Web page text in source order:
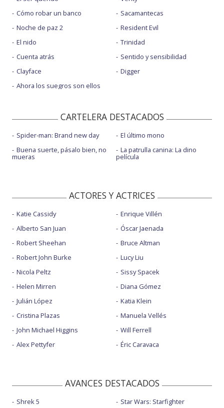
Cómo robar un banco
Noche de paz 2
El nido
Cuenta atrás
Clayface
Ahora los suegros son ellos
Sacamantecas
Resident Evil
Trinidad
Sentido y sensibilidad
Digger
CARTELERA DESTACADOS
Spider-man: Brand new day
Buena suerte, pásalo bien, no
mueras
El último mono
La patrulla canina: La dino
película
ACTORES Y ACTRICES
Katie Cassidy
Alberto San Juan
Robert Sheehan
Robert John Burke
Nicola Peltz
Helen Mirren
Julián López
Cristina Plazas
John Michael Higgins
Alex Pettyfer
Enrique Villén
Óscar Jaenada
Bruce Altman
Lucy Liu
Sissy Spacek
Diana Gómez
Katia Klein
Manuela Vellés
Will Ferrell
Éric Caravaca
AVANCES DESTACADOS
Shrek 5
Star Wars: Starfighter